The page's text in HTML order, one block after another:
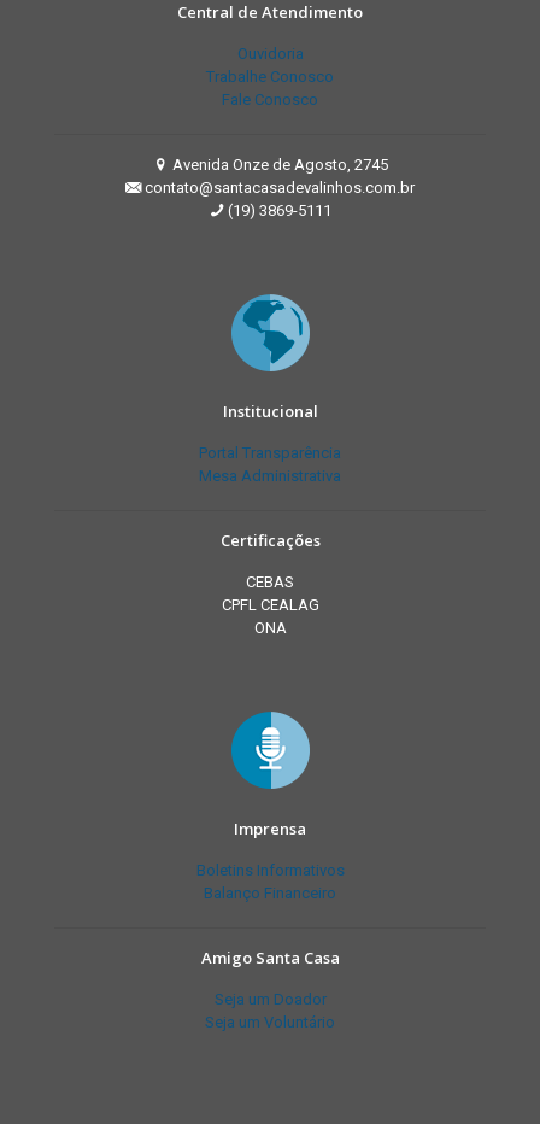
Central de Atendimento
Ouvidoria
Trabalhe Conosco
Fale Conosco
Avenida Onze de Agosto, 2745
contato@santacasadevalinhos.com.br
(19) 3869-5111
Institucional
Portal Transparência
Mesa Administrativa
Certificações
CEBAS
CPFL CEALAG
ONA
Imprensa
Boletins Informativos
Balanço Financeiro
Amigo Santa Casa
Seja um Doador
Seja um Voluntário